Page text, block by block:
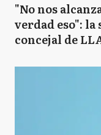
"No nos
verdad eso":
concejal de